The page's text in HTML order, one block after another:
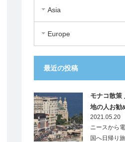
Asia
Europe
最近の投稿
モナコ散策
地の人お勧
2021.05.20
ニースから
国へ日帰り